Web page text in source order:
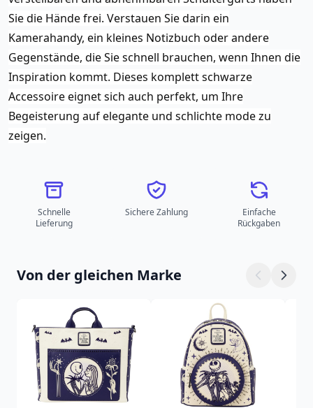
Sie die Hände frei. Verstauen Sie darin ein
Kamerahandy, ein kleines Notizbuch oder andere
Gegenstände, die Sie schnell brauchen, wenn Ihnen die
Inspiration kommt. Dieses komplett schwarze
Accessoire eignet sich auch perfekt, um Ihre
Begeisterung auf elegante und schlichte mode zu
zeigen.
Schnelle
Lieferung
Sichere Zahlung
Einfache
Rückgaben
Von der gleichen Marke